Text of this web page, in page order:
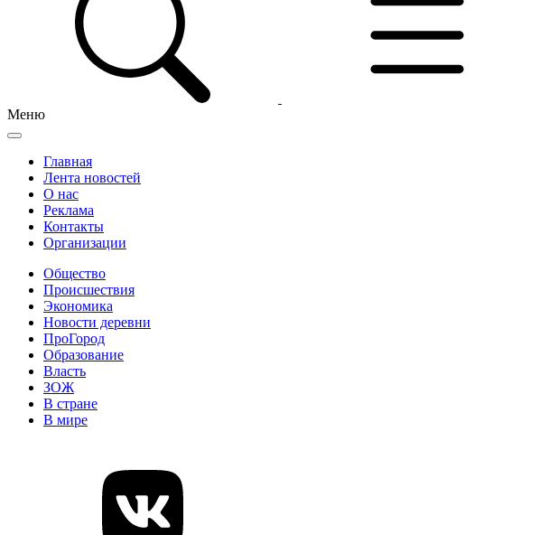
Меню
Главная
Лента новостей
О нас
Реклама
Контакты
Организации
Общество
Происшествия
Экономика
Новости деревни
ПроГород
Образование
Власть
ЗОЖ
В стране
В мире